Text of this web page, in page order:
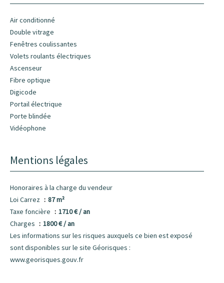
Air conditionné
Double vitrage
Fenêtres coulissantes
Volets roulants électriques
Ascenseur
Fibre optique
Digicode
Portail électrique
Porte blindée
Vidéophone
Mentions légales
Honoraires à la charge du vendeur
Loi Carrez
87 m²
Taxe foncière
1710 € / an
Charges
1800 € / an
Les informations sur les risques auxquels ce bien est exposé
sont disponibles sur le site Géorisques :
www.georisques.gouv.fr